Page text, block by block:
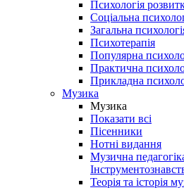
Психологія
Соціальна
Загальна
Психотерапія
Популярна
Практична
Прикладна
Музика
Музика
Показати всі
Пісенники
Нотні видання
Музична
Теорія та історія